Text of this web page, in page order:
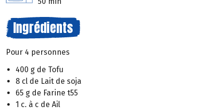
Ingrédients
Pour 4 personnes
400 g de Tofu
8 cl de Lait de soja
65 g de Farine t55
1 c. à c de Ail